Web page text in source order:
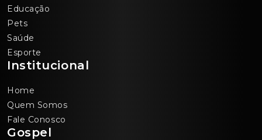
Educação
Pets
Saúde
Esporte
Institucional
Home
Quem Somos
Fale Conosco
Gospel